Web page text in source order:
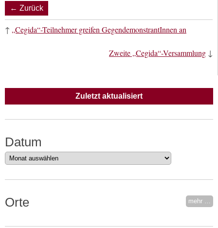
← Zurück
↑ „Cegida“-Teilnehmer greifen GegendemonstrantInnen an
Zweite „Cegida“-Versammlung ↓
Zuletzt aktualisiert
Datum
Datum
Orte mehr …